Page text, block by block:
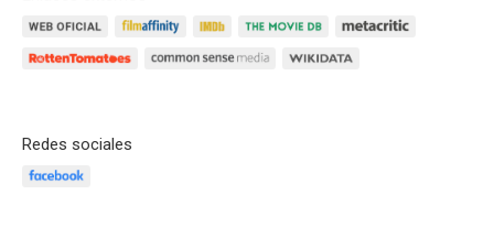
Redes sociales